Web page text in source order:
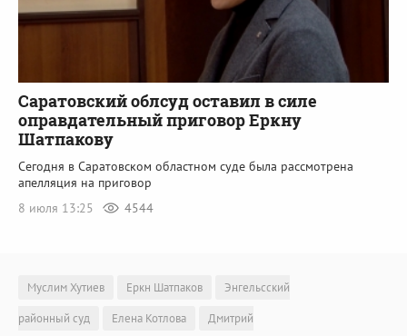
Саратовский облсуд оставил в силе
оправдательный приговор Еркну
Шатпакову
Сегодня в Саратовском областном суде была рассмотрена
апелляция на приговор
8 июля 13:25
4544
Муслим Хутиев Еркн Шатпаков
Энгельсский
районный суд
Елена Котлова
Дмитрий